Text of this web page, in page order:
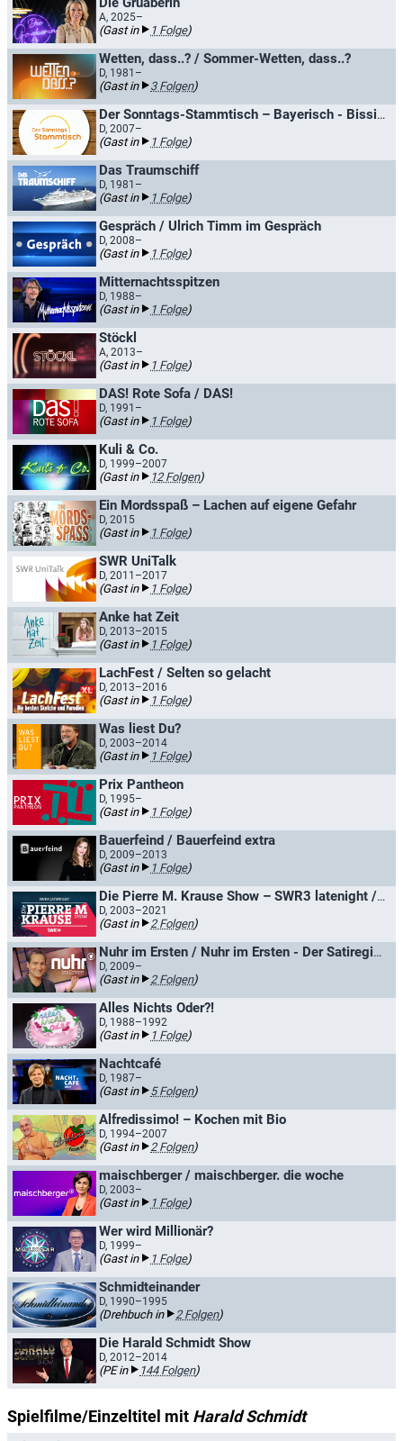
A, 2025–
(Gast in 1 Folge)
Wetten, dass..? / Sommer-Wetten, dass..?
D, 1981–
(Gast in 3 Folgen)
Der Sonntags-Stammtisch – Bayerisch - Bissig - Bunt
D, 2007–
(Gast in 1 Folge)
Das Traumschiff
D, 1981–
(Gast in 1 Folge)
Gespräch / Ulrich Timm im Gespräch
D, 2008–
(Gast in 1 Folge)
Mitternachtsspitzen
D, 1988–
(Gast in 1 Folge)
Stöckl
A, 2013–
(Gast in 1 Folge)
DAS! Rote Sofa / DAS!
D, 1991–
(Gast in 1 Folge)
Kuli & Co.
D, 1999–2007
(Gast in 12 Folgen)
Ein Mordsspaß – Lachen auf eigene Gefahr
D, 2015
(Gast in 1 Folge)
SWR UniTalk
D, 2011–2017
(Gast in 1 Folge)
Anke hat Zeit
D, 2013–2015
(Gast in 1 Folge)
LachFest / Selten so gelacht
D, 2013–2016
(Gast in 1 Folge)
Was liest Du?
D, 2003–2014
(Gast in 1 Folge)
Prix Pantheon
D, 1995–
(Gast in 1 Folge)
Bauerfeind / Bauerfeind extra
D, 2009–2013
(Gast in 1 Folge)
Die Pierre M. Krause Show – SWR3 latenight / SWR3 Ring frei! - Die Radio-TV-Show
D, 2003–2021
(Gast in 2 Folgen)
Nuhr im Ersten / Nuhr im Ersten - Der Satiregipfel
D, 2009–
(Gast in 2 Folgen)
Alles Nichts Oder?!
D, 1988–1992
(Gast in 1 Folge)
Nachtcafé
D, 1987–
(Gast in 5 Folgen)
Alfredissimo! – Kochen mit Bio
D, 1994–2007
(Gast in 2 Folgen)
maischberger / maischberger. die woche
D, 2003–
(Gast in 1 Folge)
Wer wird Millionär?
D, 1999–
(Gast in 1 Folge)
Schmidteinander
D, 1990–1995
(Drehbuch in 2 Folgen)
Die Harald Schmidt Show
D, 2012–2014
(PE in 144 Folgen)
Spielfilme/Einzeltitel mit Harald Schmidt